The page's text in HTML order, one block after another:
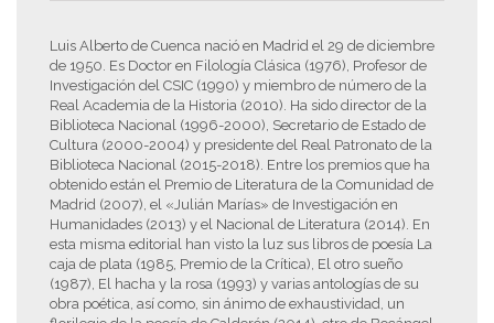
Luis Alberto de Cuenca nació en Madrid el 29 de diciembre
de 1950. Es Doctor en Filología Clásica (1976), Profesor de
Investigación del CSIC (1990) y miembro de número de la
Real Academia de la Historia (2010). Ha sido director de la
Biblioteca Nacional (1996-2000), Secretario de Estado de
Cultura (2000-2004) y presidente del Real Patronato de la
Biblioteca Nacional (2015-2018). Entre los premios que ha
obtenido están el Premio de Literatura de la Comunidad de
Madrid (2007), el «Julián Marías» de Investigación en
Humanidades (2013) y el Nacional de Literatura (2014). En
esta misma editorial han visto la luz sus libros de poesía La
caja de plata (1985, Premio de la Crítica), El otro sueño
(1987), El hacha y la rosa (1993) y varias antologías de su
obra poética, así como, sin ánimo de exhaustividad, un